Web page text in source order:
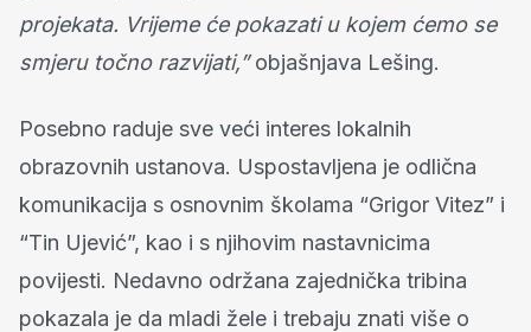
projekata. Vrijeme će pokazati u kojem ćemo se
smjeru točno razvijati,”objašnjava Lešing.
Posebno raduje sve veći interes lokalnih
obrazovnih ustanova. Uspostavljena je odlična
komunikacija s osnovnim školama “Grigor Vitez” i
“Tin Ujević”, kao i s njihovim nastavnicima
povijesti. Nedavno održana zajednička tribina
pokazala je da mladi žele i trebaju znati više o